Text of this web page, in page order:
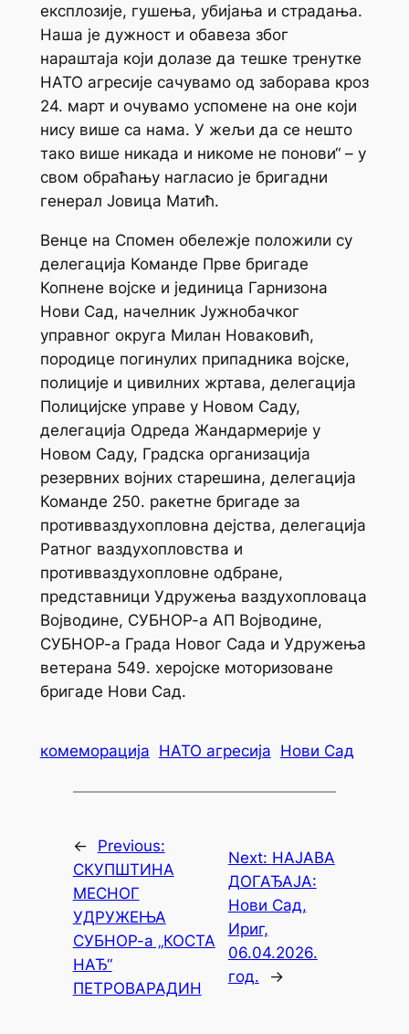
експлозије, гушења, убијања и страдања.
Наша је дужност и обавеза због
нараштаја који долазе да тешке тренутке
НАТО агресије сачувамо од заборава кроз
24. март и очувамо успомене на оне који
нису више са нама. У жељи да се нешто
тако више никада и никоме не понови“ – у
свом обраћању нагласио је бригадни
генерал Јовица Матић.
Венце на Спомен обележје положили су
делегација Команде Прве бригаде
Копнене војске и јединица Гарнизона
Нови Сад, начелник Јужнобачког
управног округа Милан Новаковић,
породице погинулих припадника војске,
полиције и цивилних жртава, делегација
Полицијске управе у Новом Саду,
делегација Одреда Жандармерије у
Новом Саду, Градска организација
резервних војних старешина, делегација
Команде 250. ракетне бригаде за
противваздухопловна дејства, делегација
Ратног ваздухопловства и
противваздухопловне одбране,
представници Удружења ваздухопловаца
Војводине, СУБНОР-а АП Војводине,
СУБНОР-а Града Новог Сада и Удружења
ветерана 549. херојске моторизоване
бригаде Нови Сад.
комеморација НАТО агресија Нови Сад
←
Previous:
СКУПШТИНА
МЕСНОГ
УДРУЖЕЊА
СУБНОР-а „КОСТА
НАЂ“
ПЕТРОВАРАДИН
Next: НАЈАВА
ДОГАЂАЈА:
Нови Сад,
Ириг,
06.04.2026.
год.
→